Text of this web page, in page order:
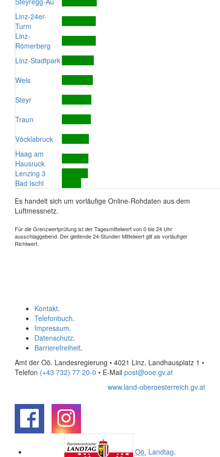
Linz-24er-
Turm
Linz-
Römerberg
Linz-Stadtpark
Wels
Steyr
Traun
Vöcklabruck
Haag am
Hausruck
Lenzing 3
Bad Ischl
Es handelt sich um vorläufige Online-Rohdaten aus dem
Luftmessnetz.
Für die Grenzwertprüfung ist der Tagesmittelwert von 0 bis 24 Uhr
ausschlaggebend. Der gleitende 24-Stunden Mittelwert gilt als vorläufiger
Richtwert.
Kontakt.
Telefonbuch.
Impressum.
Datenschutz.
Barrierefreiheit.
Amt der Oö. Landesregierung • 4021 Linz, Landhausplatz 1 •
Telefon (+43 732) 77 20-0 • E-Mail post@ooe.gv.at
www.land-oberoesterreich.gv.at
Oö. Landtag.